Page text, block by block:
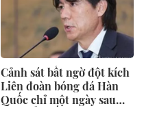
Cảnh sát bất ngờ đột kích
Liên đoàn bóng đá Hàn
Quốc chỉ một ngày sau